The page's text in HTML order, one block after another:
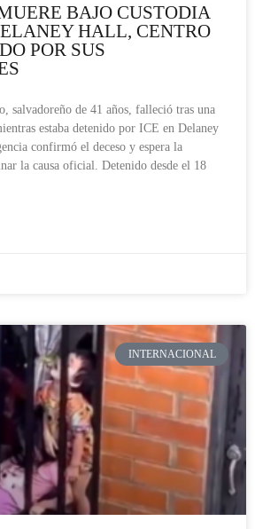
BAJO CUSTODIA
HALL, CENTRO
POR SUS
salvadoreño de 41 años, falleció tras una
estaba detenido por ICE en Delaney
confirmó el deceso y espera la
la causa oficial. Detenido desde el 18
INTERNACIONAL